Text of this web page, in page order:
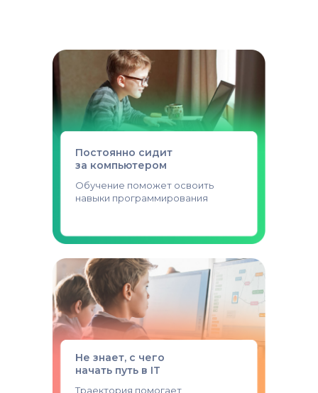
Постоянно сидит
за компьютером
Обучение поможет освоить
навыки программирования
Не знает, с чего
начать путь в IT
Траектория помогает